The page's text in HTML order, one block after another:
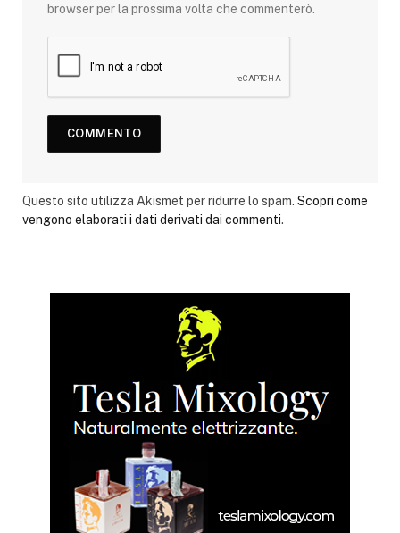
browser per la prossima volta che commenterò.
Questo sito utilizza Akismet per ridurre lo spam. Scopri come
vengono elaborati i dati derivati dai commenti.